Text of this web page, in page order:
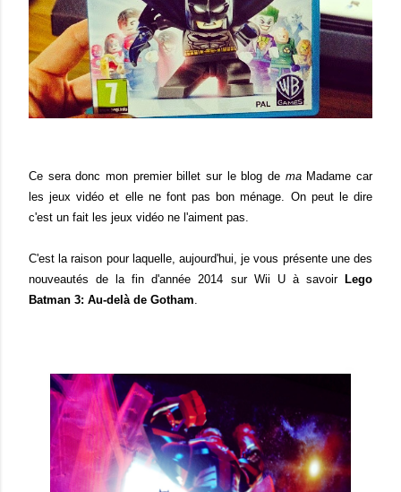
Ce sera donc mon premier billet sur le blog de maMadame car
les jeux vidéo et elle ne font pas bon ménage. On peut le dire
c'est un fait les jeux vidéo ne l'aiment pas.
C'est la raison pour laquelle, aujourd'hui, je vous présente une des
nouveautés de la fin d'année 2014 sur Wii U à savoir Lego
Batman 3: Au-delà de Gotham.